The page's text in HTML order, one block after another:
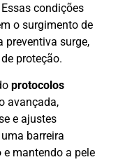
condições
o surgimento de
preventiva surge,
proteção.
protocolos
avançada,
e ajustes
barreira
mantendo a pele